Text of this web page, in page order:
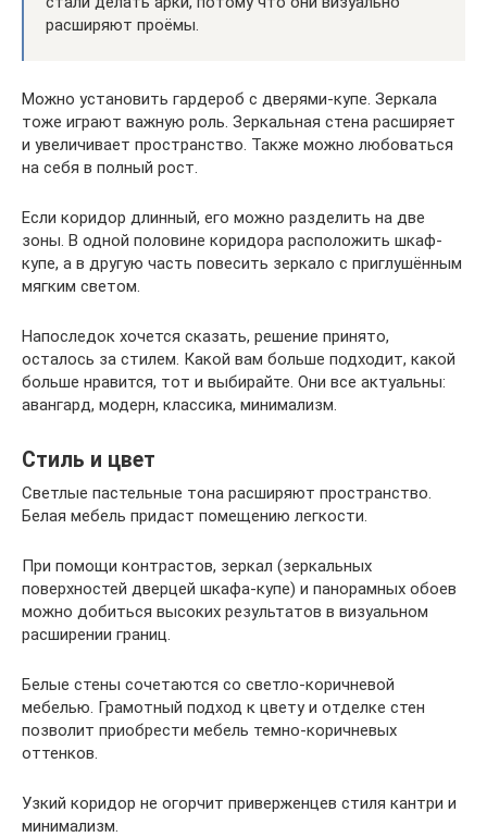
расширяют проёмы.
Можно установить гардероб с дверями-купе. Зеркала
тоже играют важную роль. Зеркальная стена расширяет
и увеличивает пространство. Также можно любоваться
на себя в полный рост.
Если коридор длинный, его можно разделить на две
зоны. В одной половине коридора расположить шкаф-
купе, а в другую часть повесить зеркало с приглушённым
мягким светом.
Напоследок хочется сказать, решение принято,
осталось за стилем. Какой вам больше подходит, какой
больше нравится, тот и выбирайте. Они все актуальны:
авангард, модерн, классика, минимализм.
Стиль и цвет
Светлые пастельные тона расширяют пространство.
Белая мебель придаст помещению легкости.
При помощи контрастов, зеркал (зеркальных
поверхностей дверцей шкафа-купе) и панорамных обоев
можно добиться высоких результатов в визуальном
расширении границ.
Белые стены сочетаются со светло-коричневой
мебелью. Грамотный подход к цвету и отделке стен
позволит приобрести мебель темно-коричневых
оттенков.
Узкий коридор не огорчит приверженцев стиля кантри и
минимализм.